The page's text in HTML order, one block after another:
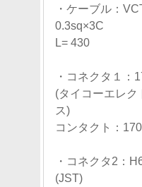
・ケーブル：
0.3sq×3C
L= 430
・コネクタ１：
(タイコーエレク
ス)
コンタクト：
・コネクタ2：
(JST)